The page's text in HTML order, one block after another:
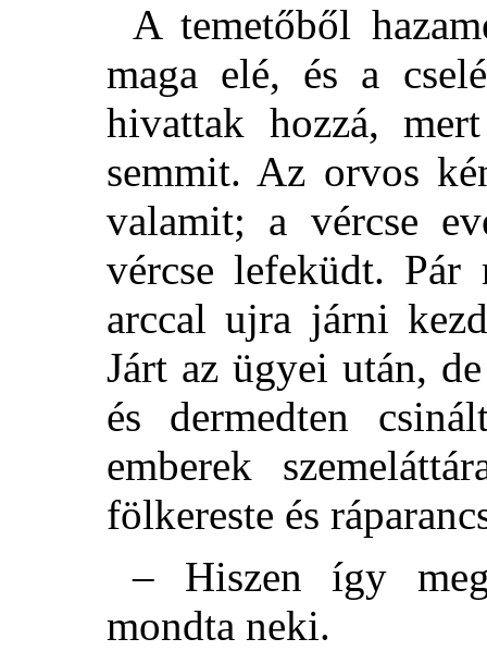
A temetőből
maga elé, és a
hivattak hozzá,
semmit. Az orvos
valamit; a vércse
vércse lefeküdt. Pár
arccal ujra járni
Járt az ügyei után,
és dermedten
emberek
fölkereste és
– Hiszen így
mondta neki.